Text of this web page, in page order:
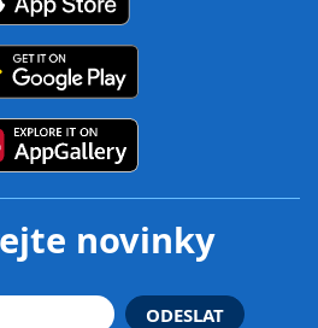
novinky
ODESLAT